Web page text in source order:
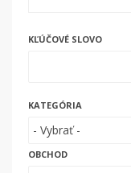
KĽÚČOVÉ SLOVO
KATEGÓRIA
OBCHOD